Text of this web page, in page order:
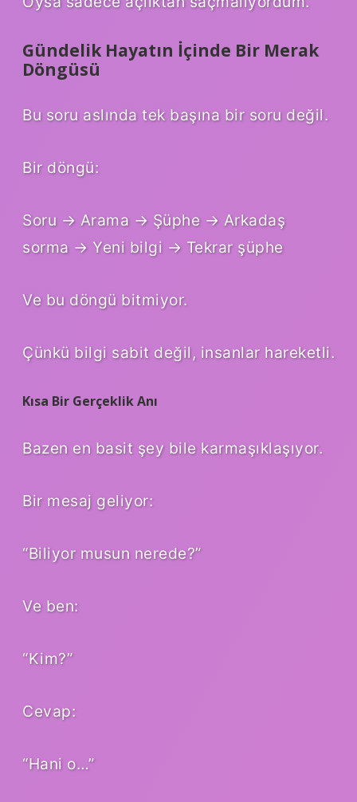
Gündelik Hayatın İçinde Bir Merak
Döngüsü
Bu soru aslında tek başına bir soru değil.
Bir döngü:
Soru → Arama → Şüphe → Arkadaş
sorma → Yeni bilgi → Tekrar şüphe
Ve bu döngü bitmiyor.
Çünkü bilgi sabit değil, insanlar hareketli.
Kısa Bir Gerçeklik Anı
Bazen en basit şey bile karmaşıklaşıyor.
Bir mesaj geliyor:
“Biliyor musun nerede?”
Ve ben:
“Kim?”
Cevap:
“Hani o…”